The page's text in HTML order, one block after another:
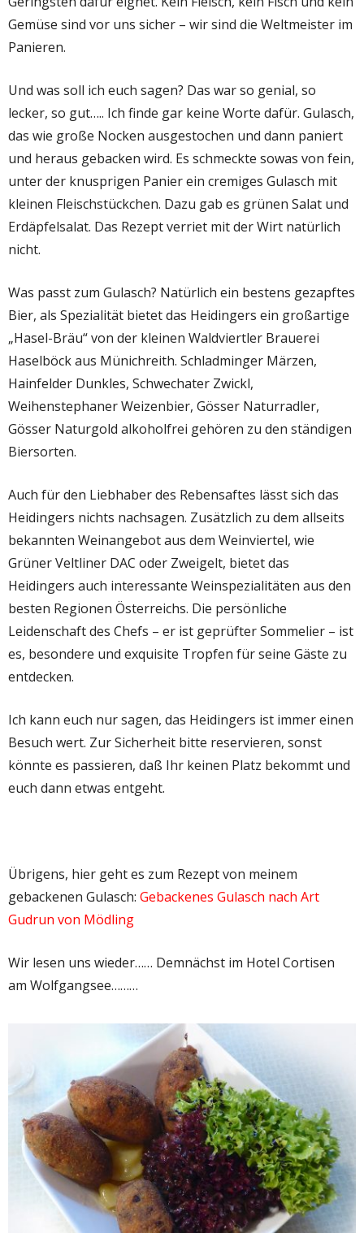
Gemüse sind vor uns sicher – wir sind die Weltmeister im
Panieren.
Und was soll ich euch sagen? Das war so genial, so
lecker, so gut….. Ich finde gar keine Worte dafür. Gulasch,
das wie große Nocken ausgestochen und dann paniert
und heraus gebacken wird. Es schmeckte sowas von fein,
unter der knusprigen Panier ein cremiges Gulasch mit
kleinen Fleischstückchen. Dazu gab es grünen Salat und
Erdäpfelsalat. Das Rezept verriet mit der Wirt natürlich
nicht.
Was passt zum Gulasch? Natürlich ein bestens gezapftes
Bier, als Spezialität bietet das Heidingers ein großartige
„Hasel-Bräu“ von der kleinen Waldviertler Brauerei
Haselböck aus Münichreith. Schladminger Märzen,
Hainfelder Dunkles, Schwechater Zwickl,
Weihenstephaner Weizenbier, Gösser Naturradler,
Gösser Naturgold alkoholfrei gehören zu den ständigen
Biersorten.
Auch für den Liebhaber des Rebensaftes lässt sich das
Heidingers nichts nachsagen. Zusätzlich zu dem allseits
bekannten Weinangebot aus dem Weinviertel, wie
Grüner Veltliner DAC oder Zweigelt, bietet das
Heidingers auch interessante Weinspezialitäten aus den
besten Regionen Österreichs. Die persönliche
Leidenschaft des Chefs – er ist geprüfter Sommelier – ist
es, besondere und exquisite Tropfen für seine Gäste zu
entdecken.
Ich kann euch nur sagen, das Heidingers ist immer einen
Besuch wert. Zur Sicherheit bitte reservieren, sonst
könnte es passieren, daß Ihr keinen Platz bekommt und
euch dann etwas entgeht.
Übrigens, hier geht es zum Rezept von meinem
gebackenen Gulasch: Gebackenes Gulasch nach Art
Gudrun von Mödling
Wir lesen uns wieder…… Demnächst im Hotel Cortisen
am Wolfgangsee………